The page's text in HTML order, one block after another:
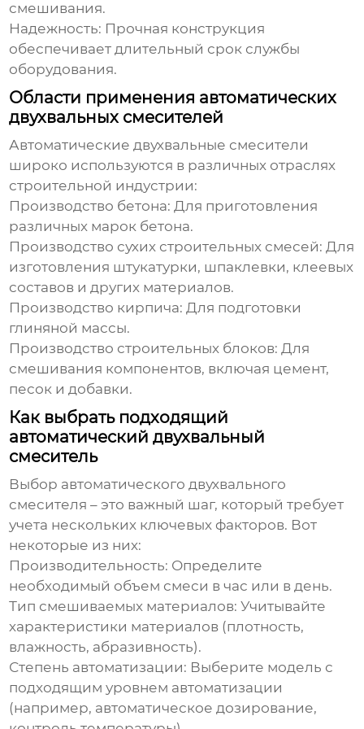
смешивания.
Надежность: Прочная конструкция
обеспечивает длительный срок службы
оборудования.
Области применения автоматических
двухвальных смесителей
Автоматические двухвальные смесители
широко используются в различных отраслях
строительной индустрии:
Производство бетона: Для приготовления
различных марок бетона.
Производство сухих строительных смесей: Для
изготовления штукатурки, шпаклевки, клеевых
составов и других материалов.
Производство кирпича: Для подготовки
глиняной массы.
Производство строительных блоков: Для
смешивания компонентов, включая цемент,
песок и добавки.
Как выбрать подходящий
автоматический двухвальный
смеситель
Выбор автоматического двухвального
смесителя – это важный шаг, который требует
учета нескольких ключевых факторов. Вот
некоторые из них:
Производительность: Определите
необходимый объем смеси в час или в день.
Тип смешиваемых материалов: Учитывайте
характеристики материалов (плотность,
влажность, абразивность).
Степень автоматизации: Выберите модель с
подходящим уровнем автоматизации
(например, автоматическое дозирование,